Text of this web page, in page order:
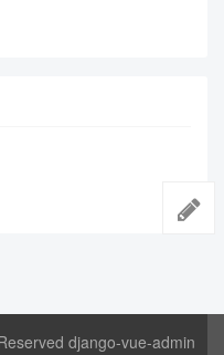
django-vue-admin